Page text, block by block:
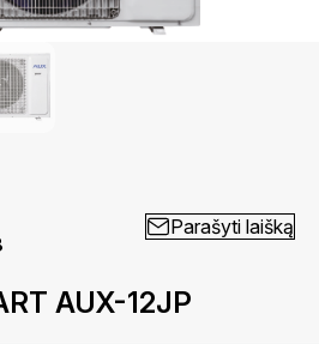
Parašyti laišką
AUX-12JP